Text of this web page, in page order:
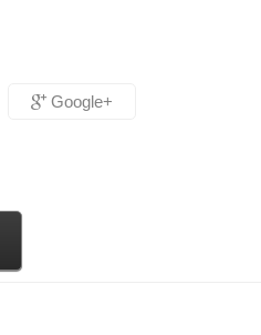
Google+